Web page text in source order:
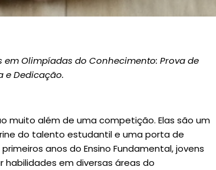
Olimpíadas do Conhecimento: Prova de
e Dedicação.
muito além de uma competição. Elas são um
do talento estudantil e uma porta de
anos do Ensino Fundamental, jovens
em diversas áreas do